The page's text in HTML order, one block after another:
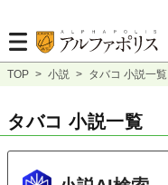
TOP > 小説 > タバコ 小説一覧
タバコ 小説一覧